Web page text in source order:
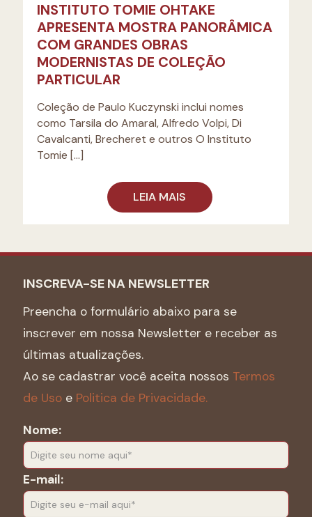
INSTITUTO TOMIE OHTAKE
APRESENTA MOSTRA PANORÂMICA
COM GRANDES OBRAS
MODERNISTAS DE COLEÇÃO
PARTICULAR
Coleção de Paulo Kuczynski inclui nomes
como Tarsila do Amaral, Alfredo Volpi, Di
Cavalcanti, Brecheret e outros O Instituto
Tomie […]
LEIA MAIS
INSCREVA-SE NA NEWSLETTER
Preencha o formulário abaixo para se
inscrever em nossa Newsletter e receber as
últimas atualizações.
Ao se cadastrar você aceita nossos Termos
de Uso e Politica de Privacidade.
Nome:
E-mail: